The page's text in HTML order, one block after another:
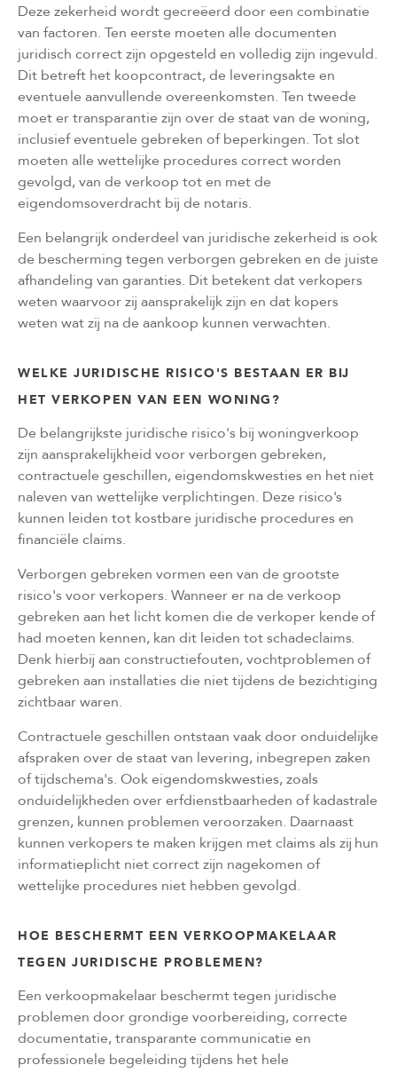
Deze zekerheid wordt gecreëerd door een combinatie
van factoren. Ten eerste moeten alle documenten
juridisch correct zijn opgesteld en volledig zijn ingevuld.
Dit betreft het koopcontract, de leveringsakte en
eventuele aanvullende overeenkomsten. Ten tweede
moet er transparantie zijn over de staat van de woning,
inclusief eventuele gebreken of beperkingen. Tot slot
moeten alle wettelijke procedures correct worden
gevolgd, van de verkoop tot en met de
eigendomsoverdracht bij de notaris.
Een belangrijk onderdeel van juridische zekerheid is ook
de bescherming tegen verborgen gebreken en de juiste
afhandeling van garanties. Dit betekent dat verkopers
weten waarvoor zij aansprakelijk zijn en dat kopers
weten wat zij na de aankoop kunnen verwachten.
WELKE JURIDISCHE RISICO'S BESTAAN ER BIJ
HET VERKOPEN VAN EEN WONING?
De belangrijkste juridische risico's bij woningverkoop
zijn aansprakelijkheid voor verborgen gebreken,
contractuele geschillen, eigendomskwesties en het niet
naleven van wettelijke verplichtingen. Deze risico's
kunnen leiden tot kostbare juridische procedures en
financiële claims.
Verborgen gebreken vormen een van de grootste
risico's voor verkopers. Wanneer er na de verkoop
gebreken aan het licht komen die de verkoper kende of
had moeten kennen, kan dit leiden tot schadeclaims.
Denk hierbij aan constructiefouten, vochtproblemen of
gebreken aan installaties die niet tijdens de bezichtiging
zichtbaar waren.
Contractuele geschillen ontstaan vaak door onduidelijke
afspraken over de staat van levering, inbegrepen zaken
of tijdschema's. Ook eigendomskwesties, zoals
onduidelijkheden over erfdienstbaarheden of kadastrale
grenzen, kunnen problemen veroorzaken. Daarnaast
kunnen verkopers te maken krijgen met claims als zij hun
informatieplicht niet correct zijn nagekomen of
wettelijke procedures niet hebben gevolgd.
HOE BESCHERMT EEN VERKOOPMAKELAAR
TEGEN JURIDISCHE PROBLEMEN?
Een verkoopmakelaar beschermt tegen juridische
problemen door grondige voorbereiding, correcte
documentatie, transparante communicatie en
professionele begeleiding tijdens het hele